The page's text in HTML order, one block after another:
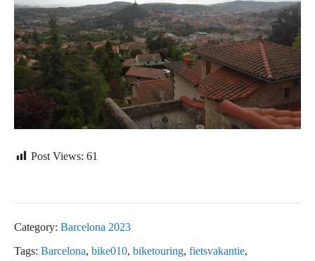
Post Views: 61
Category: Barcelona 2023
Tags: Barcelona, bike010, biketouring, fietsvakantie,